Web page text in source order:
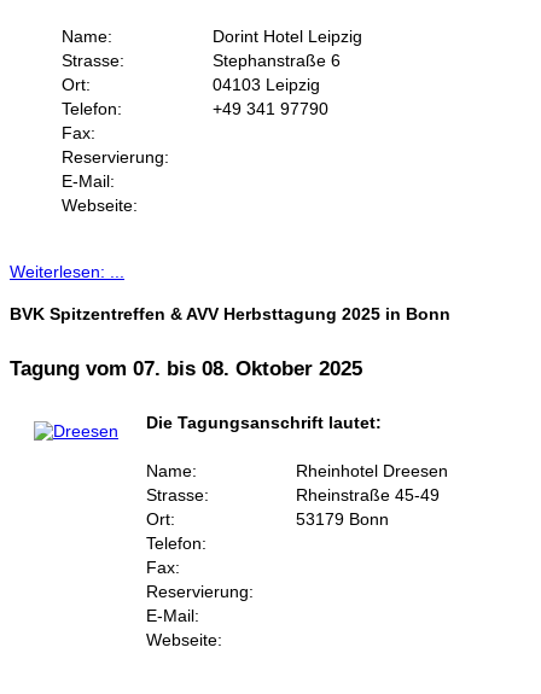
Name:
Dorint Hotel Leipzig
Strasse:
Stephanstraße 6
Ort:
04103 Leipzig
Telefon:
+49 341 97790
Fax:
Reservierung:
E-Mail:
Webseite:
Weiterlesen: ...
BVK Spitzentreffen & AVV Herbsttagung 2025 in Bonn
Tagung vom 07. bis 08. Oktober 2025
Die Tagungsanschrift lautet:
Name:
Rheinhotel Dreesen
Strasse:
Rheinstraße 45-49
Ort:
53179 Bonn
Telefon:
Fax:
Reservierung:
E-Mail:
Webseite: